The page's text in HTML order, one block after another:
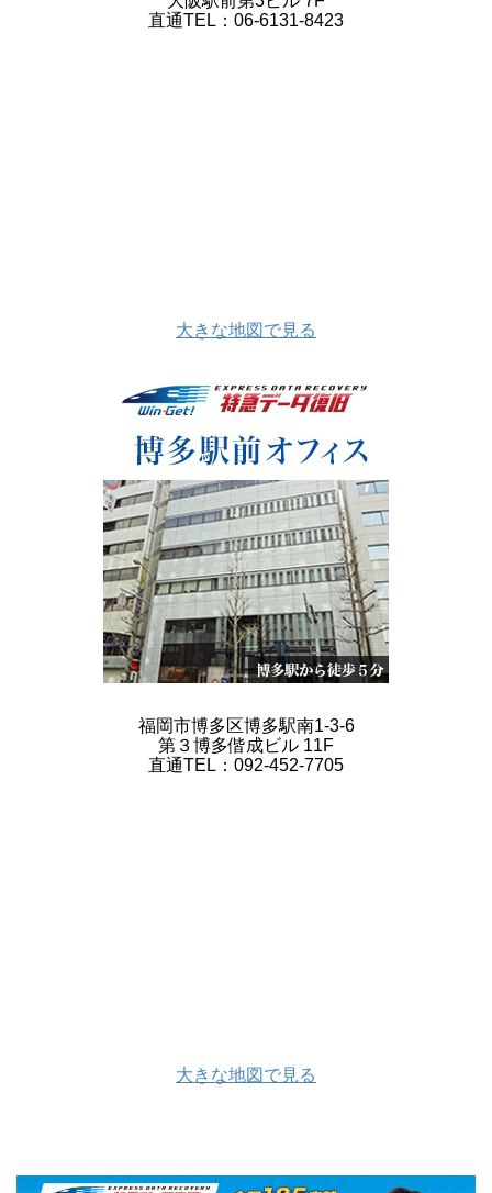
直通TEL：06-6131-8423
大きな地図で見る
福岡市博多区博多駅南1-3-6
第３博多偕成ビル 11F
直通TEL：092-452-7705
大きな地図で見る